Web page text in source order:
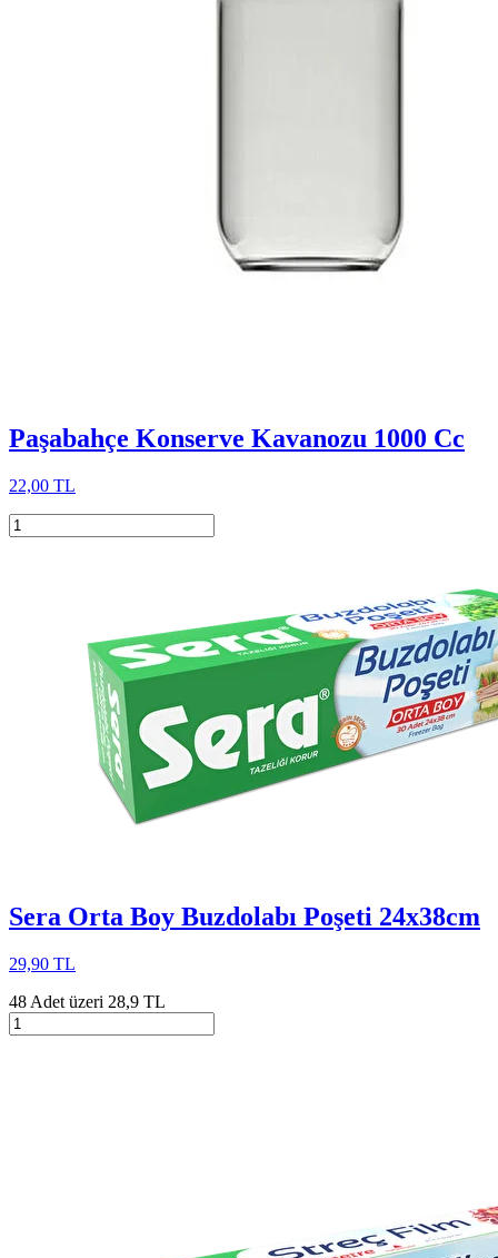
Paşabahçe Konserve Kavanozu 1000 Cc
22,00 TL
Sera Orta Boy Buzdolabı Poşeti 24x38cm
29,90 TL
48 Adet üzeri 28,9 TL